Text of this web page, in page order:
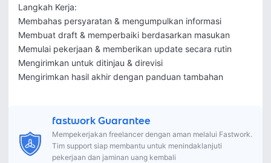
Langkah Kerja:
Membahas persyaratan & mengumpulkan informasi
Membuat draft & memperbaiki berdasarkan masukan
Memulai pekerjaan & memberikan update secara rutin
Mengirimkan untuk ditinjau & direvisi
Mengirimkan hasil akhir dengan panduan tambahan
fastwork Guarantee
Mempekerjakan freelancer dengan aman melalui Fastwork.
Tim support siap membantu untuk menindaklanjuti
pekerjaan dan jaminan uang kembali